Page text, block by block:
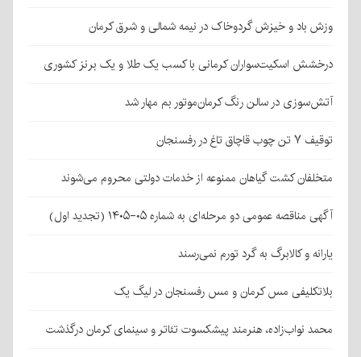
وزش باد و خیزش گردوخاک در نیمه شمالی و شرق کرمان
درخشش اسکیت‌سواران کرمانی با کسب یک طلا و یک برنز کشوری
آتش‌سوزی در سالن رنگ کرمان‌موتور بم مهار شد
توقیف ۷ تن چوب قاچاق تاغ در رفسنجان
متخلفان کشت گیاهان ممنوعه از خدمات دولتی محروم می‌شوند
آگهی مناقصه عمومی دو مرحله‌ای به شماره ۰۵-۱۴۰۵ (تجدید اول)
یارانه و کالابرگ به گرد تورم نمی‌رسند
بلاتکلیفی مس کرمان و مس رفسنجان در لیگ یک
محمد نواب‌زاده، هنرمند پیشکسوت تئاتر و سینمای کرمان درگذشت